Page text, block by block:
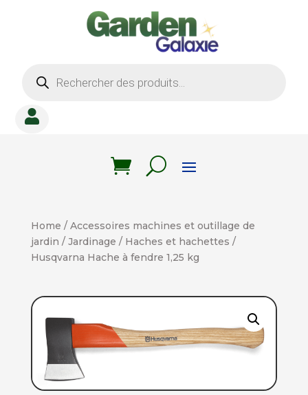
produits

Home / Accessoires machines et outillage de
jardin / Jardinage / Haches et hachettes /
Husqvarna Hache à fendre 1,25 kg